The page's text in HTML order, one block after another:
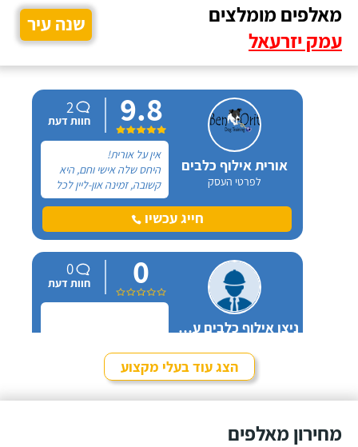
מאלפים מומלצים
עמק יזרעאל
שנה עיר
אורית אילוף כלבים
לפרטי העסק
9.8
2
חוות דעת
אין על אורית!
היחס שלה אישי וחם, היא
קשובה, זמינה און-ליין לכל
שאלה ובאמת שמגיעות לה
רק מחמאות. אל אורית
פניתי בעקבות החלטה
הביתה, היא הסבירה לנו
בדיוק במה זה כרוך כדי
שנהיה בטוחים שאנחנו
מוכנים לעשות את הצעד
חייג עכשיו
ניצן אילוף כלבים על הכנרת
0
0
חוות דעת
חייג עכשיו
הצג עוד בעלי מקצוע
מחירון מאלפים